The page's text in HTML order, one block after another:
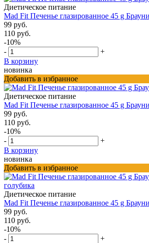
Диетическое питание
Mad Fit Печенье глазированное 45 g
99 руб.
110 руб.
-10%
-
+
В корзину
новинка
Добавить в избранное
Диетическое питание
Mad Fit Печенье глазированное 45 g
99 руб.
110 руб.
-10%
-
+
В корзину
новинка
Добавить в избранное
Диетическое питание
Mad Fit Печенье глазированное 45 g
99 руб.
110 руб.
-10%
-
+